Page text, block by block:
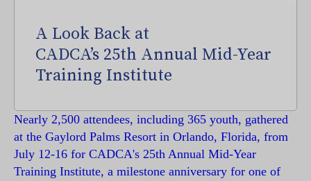
A Look Back at
CADCA’s 25th Annual Mid-Year
Training Institute
Nearly 2,500 attendees, including 365 youth, gathered
at the Gaylord Palms Resort in Orlando, Florida, from
July 12-16 for CADCA's 25th Annual Mid-Year
Training Institute, a milestone anniversary for one of